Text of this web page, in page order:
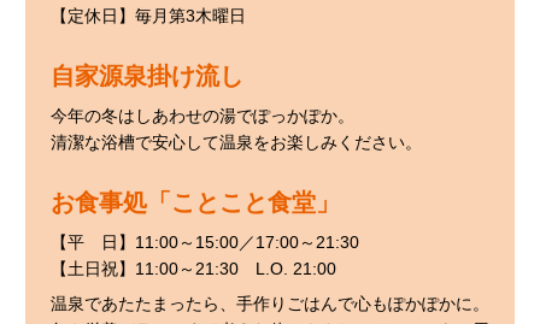
【定休日】毎月第3木曜日
自家源泉掛け流し
今年の冬はしあわせの湯でぽっかぽか。
清潔な浴槽で安心して温泉をお楽しみください。
お食事処「ことこと食堂」
【平 日】11:00～15:00／17:00～21:30
【土日祝】11:00～21:30 L.O. 21:00
温泉であたたまったら、手作りごはんで心もぽかぽかに。